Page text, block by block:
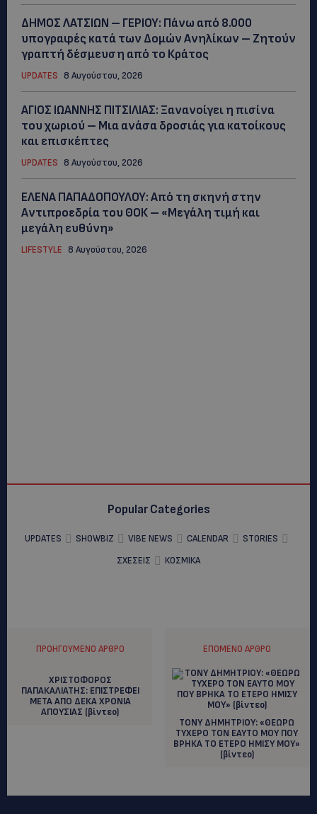
ΔΗΜΟΣ ΛΑΤΣΙΩΝ – ΓΕΡΙΟΥ: Πάνω από 8.000
υπογραφές κατά των Δομών Ανηλίκων – Ζητούν
γραπτή δέσμευση από το Κράτος
UPDATES 8 Αυγούστου, 2026
ΑΓΙΟΣ ΙΩΑΝΝΗΣ ΠΙΤΣΙΛΙΑΣ: Ξανανοίγει η πισίνα
του χωριού – Μια ανάσα δροσιάς για κατοίκους
και επισκέπτες
UPDATES 8 Αυγούστου, 2026
ΕΛΕΝΑ ΠΑΠΑΔΟΠΟΥΛΟΥ: Από τη σκηνή στην
Αντιπροεδρία του ΘΟΚ – «Μεγάλη τιμή και
μεγάλη ευθύνη»
LIFESTYLE 8 Αυγούστου, 2026
Popular Categories
UPDATES SHOWBIZ VIBE NEWS CALENDAR
STORIES
ΣΧΕΣΕΙΣ
ΚΟΣΜΙΚΑ
ΠΡΟΗΓΟΎΜΕΝΟ ΆΡΘΡΟ
ΧΡΙΣΤΟΦΟΡΟΣ
ΠΑΠΑΚΑΛΙΑΤΗΣ: EΠΙΣΤΡΕΦΕΙ
ΜΕΤΑ ΑΠΟ ΔΕΚΑ ΧΡΟΝΙΑ
ΑΠΟΥΣΙΑΣ (βίντεο)
ΕΠΌΜΕΝΟ ΆΡΘΡΟ
ΤΟΝΥ ΔΗΜΗΤΡΙΟΥ: «ΘΕΩΡΩ
ΤΥΧΕΡΟ ΤΟΝ ΕΑΥΤΟ ΜΟΥ ΠΟΥ
ΒΡΗΚΑ ΤΟ ΕΤΕΡΟ ΗΜΙΣΥ ΜΟΥ»
(βίντεο)